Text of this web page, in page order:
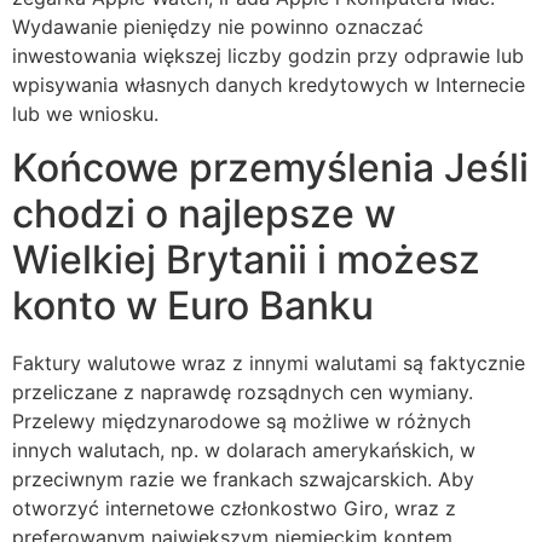
Wydawanie pieniędzy nie powinno oznaczać
inwestowania większej liczby godzin przy odprawie lub
wpisywania własnych danych kredytowych w Internecie
lub we wniosku.
Końcowe przemyślenia Jeśli
chodzi o najlepsze w
Wielkiej Brytanii i możesz
konto w Euro Banku
Faktury walutowe wraz z innymi walutami są faktycznie
przeliczane z naprawdę rozsądnych cen wymiany.
Przelewy międzynarodowe są możliwe w różnych
innych walutach, np. w dolarach amerykańskich, w
przeciwnym razie we frankach szwajcarskich. Aby
otworzyć internetowe członkostwo Giro, wraz z